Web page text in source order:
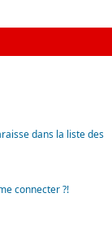
dans la liste des
connecter ?!